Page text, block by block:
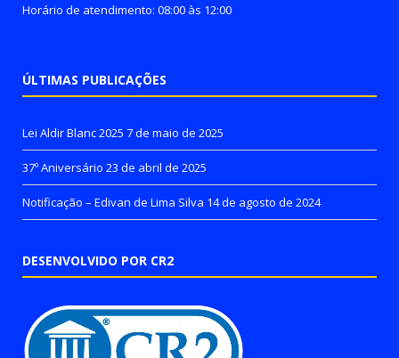
Horário de atendimento: 08:00 às 12:00
ÚLTIMAS PUBLICAÇÕES
Lei Aldir Blanc 2025 7 de maio de 2025
37º Aniversário 23 de abril de 2025
Notificação – Edivan de Lima Silva 14 de agosto de 2024
DESENVOLVIDO POR CR2